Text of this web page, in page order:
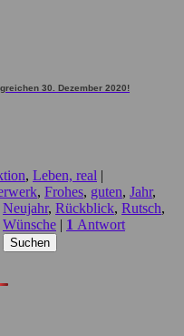
30. Dezember 2020!
, Leben, real |
, Frohes, guten, Jahr,
Neujahr, Rückblick, Rutsch,
Wünsche | 1 Antwort